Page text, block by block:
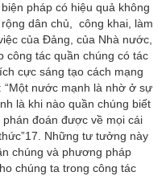
pháp có hiệu quả không
dân chủ, công khai, làm
của Đảng, của Nhà nước,
công tác quần chúng có tác
cực sáng tạo cách mạng
nước mạnh là nhờ ở sự
là khi nào quần chúng biết
đoán được về mọi cái
17. Những tư tưởng này
chúng và phương pháp
chúng ta trong công tác